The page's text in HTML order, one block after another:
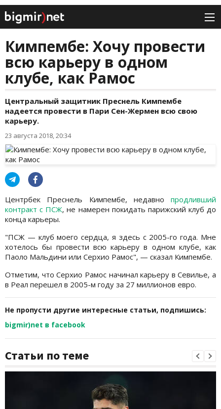
Кимпембе: Хочу провести
всю карьеру в одном
клубе, как Рамос
Центральный защитник Преснель Кимпембе
надеется провести в Пари Сен-Жермен всю свою
карьеру.
23 августа 2018, 20:34
Центрбек Преснель Кимпембе, недавно продливший
контракт с ПСЖ, не намерен покидать парижский клуб до
конца карьеры.
"ПСЖ — клуб моего сердца, я здесь с 2005-го года. Мне
хотелось бы провести всю карьеру в одном клубе, как
Паоло Мальдини или Серхио Рамос", — сказал Кимпембе.
Отметим, что Серхио Рамос начинал карьеру в Севилье, а
в Реал перешел в 2005-м году за 27 миллионов евро.
Не пропусти другие интересные статьи, подпишись:
bigmir)net в facebook
Статьи по теме